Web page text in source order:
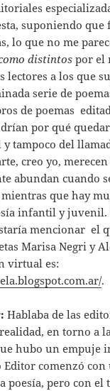
suponiendo que
lo que no me
distintospor el
lectores a los que
serie de
de poemas
por qué
tampoco del
creo yo,
abundan cuando
que hay
infantil y juvenil.
mencionar el
Marisa Negri y
virtual es:
.
Hablaba de las
en torno a
hubo un empuje
Editor comenzó con
poesía, pero con el